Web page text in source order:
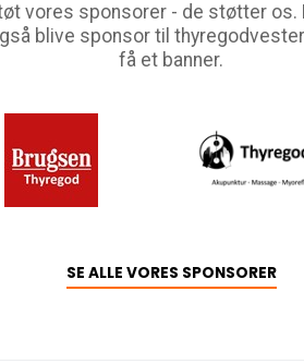
vores sponsorer - de støtter os.
blive sponsor til
få et banner.
SE ALLE VORES SPONSORER